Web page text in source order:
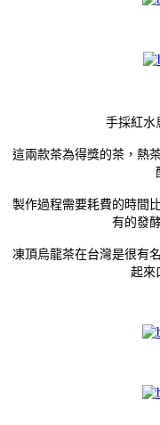
手採紅水
這兩款茶為得獎的茶，熱
製作過程需要耗費的時間
有的發
凍頂烏龍茶在台灣是很有
起來